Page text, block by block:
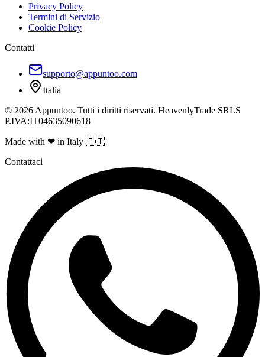
Privacy Policy
Termini di Servizio
Cookie Policy
Contatti
supporto@appuntoo.com
Italia
© 2026 Appuntoo. Tutti i diritti riservati. HeavenlyTrade SRLS
P.IVA:IT04635090618
Made with ❤ in Italy 🇮🇹
Contattaci